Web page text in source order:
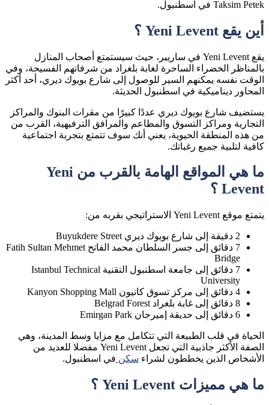
Taksim Petek في اسطنبول.
أين يقع Yeni Levent ؟
يقع Yeni Levent في ساريير، حيث سيستمتع أصحاب المنازل
بالمناظر الخضراء الساحرة لغابة بلغراد من شرفاتهم الفسيحة، وفي
الوقت نفسه يمكنهم السير للوصول إلى شارع بويوك ديري، أحد أكثر
المحاور ديناميكية في اسطنبول الحديثة.
يستضيف شارع بويوك ديري عددًا كبيرًا من مقرات البنوك والمراكز
التجارية ومراكز التسوق والمطاعم والمرافق الترفيهية، القرب من
من هذه المنطقة الحيوية، يعني أنك سوف تتمتع بتجربة اجتماعية
كافية لتلبية جميع رغباتك.
ما هي المواقع الهامة بالقرب من Yeni
Levent ؟
يتمتع موقع Yeni Levent الاستراتيجي بقربه من:
2 دقيقة إلى شارع بويوك ديري Buyukdere Street
7 دقائق إلى جسر السلطان محمد الفاتح Fatih Sultan Mehmet
Bridge
7 دقائق إلى جامعة اسطنبول التقنية Istanbul Technical
University
4 دقائق إلى مركز تسوق كانيون Kanyon Shopping Mall
8 دقائق إلى غابة بلغراد Belgrad Forest
6 دقائق إلى حديقة إميرجان Emirgan Park
الحياة في قلب الطبيعة التي تتكامل مع مزايا وسط المدينة، وهي
الصفة الأكثر جاذبية التي تجعل Yeni Levent مفضلا للعديد من
الأشخاص الذين يخططون لشراء سكن في اسطنبول.
ما هي مميزات Yeni Levent ؟